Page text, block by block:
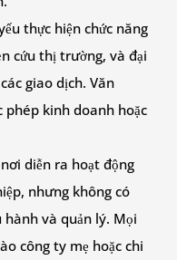
thực hiện chức năng
cứu thị trường, và đại
giao dịch. Văn
phép kinh doanh hoặc
diễn ra hoạt động
nhưng không có
và quản lý. Mọi
công ty mẹ hoặc chi